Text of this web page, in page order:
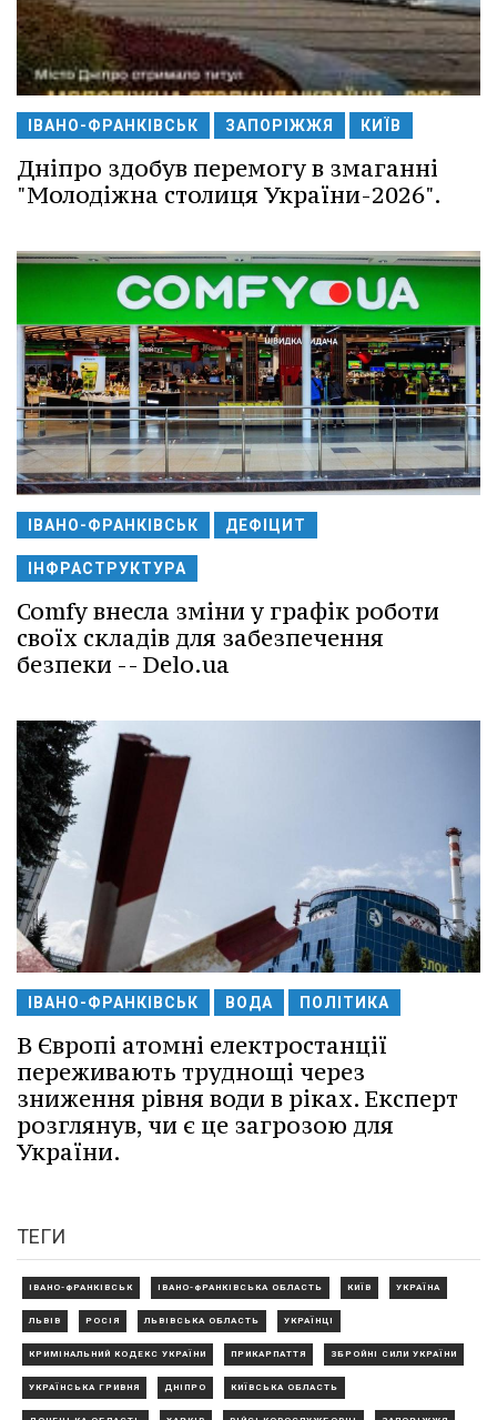
ІВАНО-ФРАНКІВСЬК ЗАПОРІЖЖЯ КИЇВ
Дніпро здобув перемогу в змаганні
"Молодіжна столиця України-2026".
ІВАНО-ФРАНКІВСЬК ДЕФІЦИТ
ІНФРАСТРУКТУРА
Comfy внесла зміни у графік роботи
своїх складів для забезпечення
безпеки -- Delo.ua
ІВАНО-ФРАНКІВСЬК ВОДА ПОЛІТИКА
В Європі атомні електростанції
переживають труднощі через
зниження рівня води в ріках. Експерт
розглянув, чи є це загрозою для
України.
ТЕГИ
ІВАНО-ФРАНКІВСЬК ІВАНО-ФРАНКІВСЬКА ОБЛАСТЬ КИЇВ УКРАЇНА
ЛЬВІВ РОСІЯ ЛЬВІВСЬКА ОБЛАСТЬ УКРАЇНЦІ
КРИМІНАЛЬНИЙ КОДЕКС УКРАЇНИ ПРИКАРПАТТЯ ЗБРОЙНІ СИЛИ УКРАЇНИ
УКРАЇНСЬКА ГРИВНЯ ДНІПРО КИЇВСЬКА ОБЛАСТЬ